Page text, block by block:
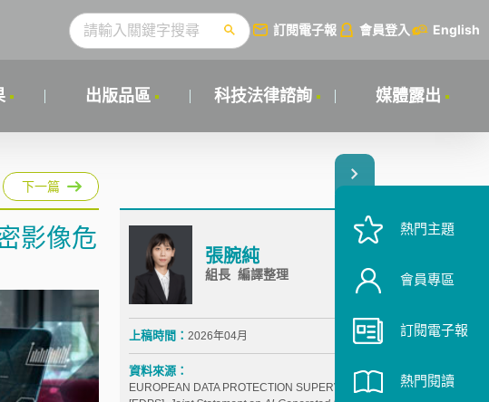
訂閱電子報 會員登入 English
出版品區 科技法律諮詢 媒體露出
下一篇
影像危
張腕純
組長 編譯整理
上稿時間： 2026年04月
資料來源：
EUROPEAN DATA PROTECTION SUPERVISOR
熱門主題
會員專區
訂閱電子報
熱門閱讀